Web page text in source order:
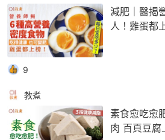
減肥｜醫揭
人！雞蛋都
9
教煮
素食愈吃愈
肉 百頁豆